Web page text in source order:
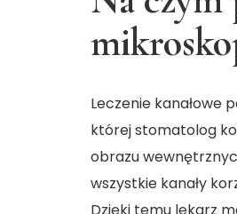
Leczenie kanałowe
której stomatolog
obrazu
wszystkie kanały